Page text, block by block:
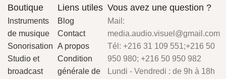
Boutique
Instruments
de musique
Sonorisation
Studio et
broadcast
Liens utiles
Blog
Contact
A propos
Condition
générale de
Vous avez une question ?
Mail:
media.audio.visuel@gmail.com
Tél: +216 31 109 551;+216 50
950 980; +216 50 950 982
Lundi - Vendredi : de 9h à 18h